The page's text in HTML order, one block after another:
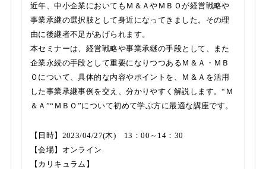
近年、中小企業においてもＭ＆ＡやＭＢＯが経営戦略や
事業承継の選択肢として身近になってきました。その理
由に後継者不足があげられます。
本セミナーは、経営戦略や事業承継の手段として、また
企業永続の手段として重要になりつつあるＭ＆Ａ・ＭＢ
Ｏについて、具体的な内容やポイントを、Ｍ＆Ａを活用
した事業承継事例を交え、分かりやすく解説します。“Ｍ
＆Ａ”“ＭＢＯ”について初めて学ぶ方に最適な講座です。
【日時】2023/04/27(木) 13：00～14：30
【会場】オンライン
【カリキュラム】